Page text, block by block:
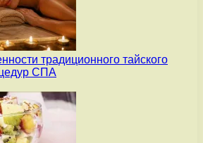
традиционного тайского
СПА